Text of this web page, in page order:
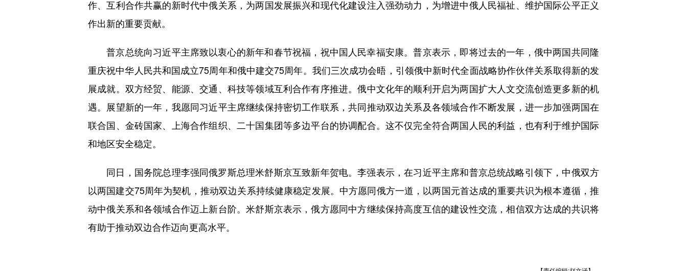
作、互利合作共赢的新时代中俄关系，为两国发展振兴和现代化建设注入强劲动力，为增进中俄人民福祉、维护国际公平正义
作出新的重要贡献。
普京总统向习近平主席致以衷心的新年和春节祝福，祝中国人民幸福安康。普京表示，即将过去的一年，俄中两国共同隆
重庆祝中华人民共和国成立75周年和俄中建交75周年。我们三次成功会晤，引领俄中新时代全面战略协作伙伴关系取得新的发
展成就。双方经贸、能源、交通、科技等领域互利合作有序推进。俄中文化年的顺利开启为两国扩大人文交流创造更多新的机
遇。展望新的一年，我愿同习近平主席继续保持密切工作联系，共同推动双边关系及各领域合作不断发展，进一步加强两国在
联合国、金砖国家、上海合作组织、二十国集团等多边平台的协调配合。这不仅完全符合两国人民的利益，也有利于维护国际
和地区安全稳定。
同日，国务院总理李强同俄罗斯总理米舒斯京互致新年贺电。李强表示，在习近平主席和普京总统战略引领下，中俄双方
以两国建交75周年为契机，推动双边关系持续健康稳定发展。中方愿同俄方一道，以两国元首达成的重要共识为根本遵循，推
动中俄关系和各领域合作迈上新台阶。米舒斯京表示，俄方愿同中方继续保持高度互信的建设性交流，相信双方达成的共识将
有助于推动双边合作迈向更高水平。